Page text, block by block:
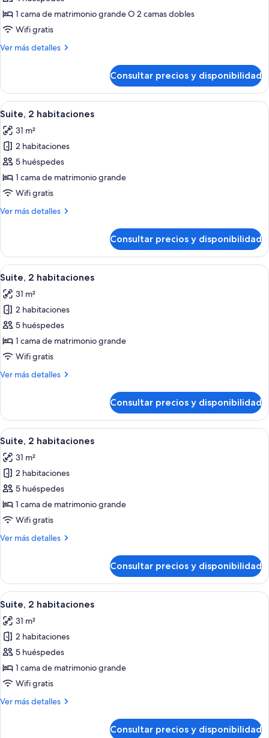
Habitación
junior
1 cama de matrimonio grande O 2 camas dobles
Wifi gratis
Ver más detalles
Más
junior
(Premium)
Consultar precios y disponibilidad
Abrir
todas
las
fotos
de
Suite,
2
Un comedor moderno con muebles
9
Suite, 2 habitaciones
31 m²
2 habitaciones
5 huéspedes
1 cama de matrimonio grande
Wifi gratis
Ver más detalles
Más
2
habitaciones
Consultar precios y disponibilidad
Abrir
todas
las
fotos
de
Suite,
2
Un comedor moderno con muebles
9
Suite, 2 habitaciones
31 m²
2 habitaciones
5 huéspedes
1 cama de matrimonio grande
Wifi gratis
Ver más detalles
Más
2
habitaciones
Consultar precios y disponibilidad
Abrir
todas
las
fotos
de
Suite,
2
Un comedor moderno con muebles
9
Suite, 2 habitaciones
31 m²
2 habitaciones
5 huéspedes
1 cama de matrimonio grande
Wifi gratis
Ver más detalles
Más
2
habitaciones
Consultar precios y disponibilidad
Abrir
todas
las
fotos
de
Suite,
2
Un comedor moderno con muebles
9
Suite, 2 habitaciones
31 m²
2 habitaciones
5 huéspedes
1 cama de matrimonio grande
Wifi gratis
Ver más detalles
Más
Consultar precios y disponibilidad